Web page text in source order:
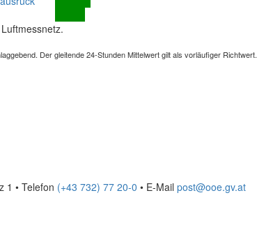
Der gleitende 24-Stunden Mittelwert gilt als vorläufiger Richtwert.
1 • Telefon (+43 732) 77 20-0 • E-Mail post@ooe.gv.at